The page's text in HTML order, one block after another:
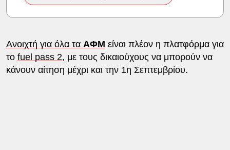
Ανοιχτή για όλα τα ΑΦΜ είναι πλέον η πλατφόρμα για
το fuel pass 2, με τους δικαιούχους να μπορούν να
κάνουν αίτηση μέχρι και την 1η Σεπτεμβρίου.